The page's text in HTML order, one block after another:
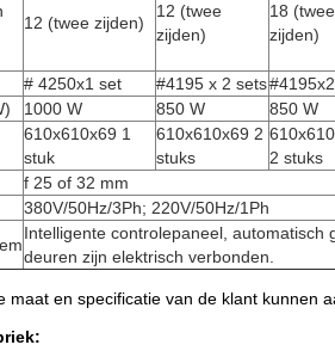
12 (twee zijden)
12 (twee
zijden)
18 (twee
zijden)
# 4250x1 set #4195 x 2 sets
1000 W 850 W 850 W
610x610x69 1
stuk
610x610x69 2
stuks
2 stuks
f 25 of 32 mm
380V/50Hz/3Ph; 220V/50Hz/1Ph
Intelligente controlepaneel, automatisch
deuren zijn elektrisch verbonden.
maat en specificatie van de klant kunnen